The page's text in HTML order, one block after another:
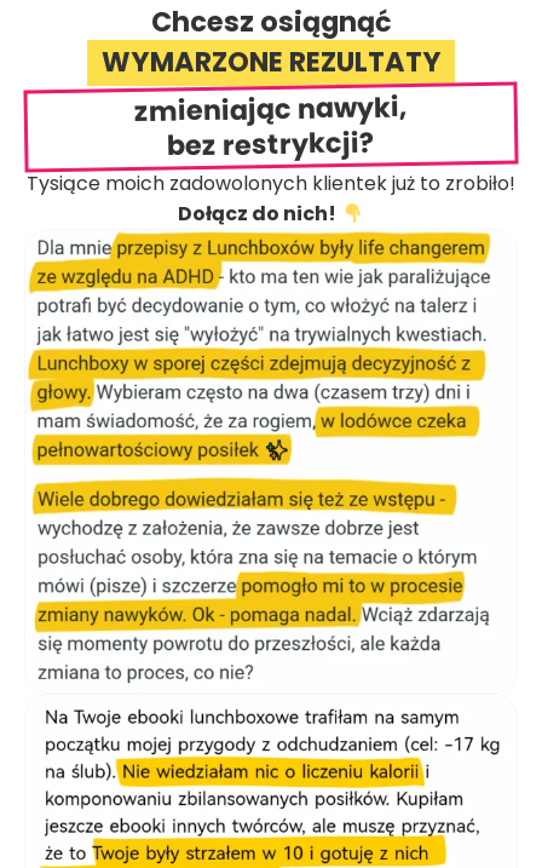
Chcesz osiągnąć
WYMARZONE REZULTATY
zmieniając nawyki,
bez restrykcji?
Tysiące moich zadowolonych klientek już to zrobiło!
Dołącz do nich!